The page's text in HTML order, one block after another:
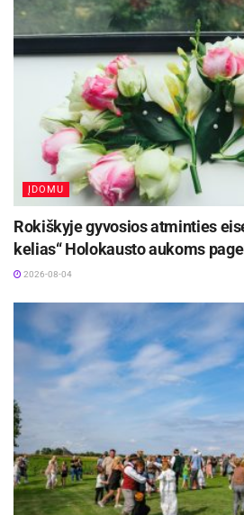
ĮDOMU
Rokiškyje gyvosios atminties
kelias“ Holokausto aukoms
2026-08-04